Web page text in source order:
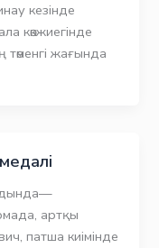
кезінде
көкжиегінде
жағында
артқы
патша киімінде